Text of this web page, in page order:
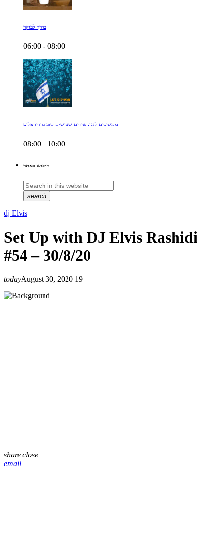
בדרך לבוקר
06:00 - 08:00
ממשיכים לנגן. שירים שעושים טוב ברדיו פלוס
08:00 - 10:00
חיפוש באתר
search
dj Elvis
Set Up with DJ Elvis Rashidi
#54 – 30/8/20
todayAugust 30, 2020 19
share close
email